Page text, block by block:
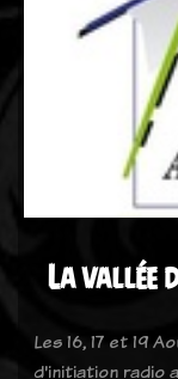
La vallée
Les 16, 17 et 19
d'initiation radio